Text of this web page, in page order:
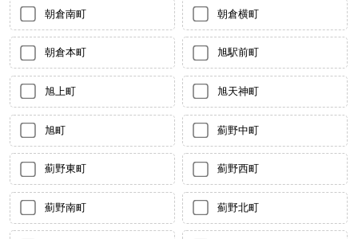
朝倉南町 朝倉横町
朝倉本町 旭駅前町
旭上町 旭天神町
旭町 薊野中町
薊野東町 薊野西町
薊野南町 薊野北町